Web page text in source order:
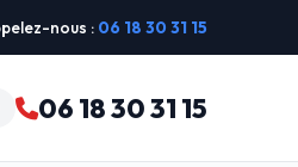
nous : 06 18 30 31 15
06 18 30 31 15